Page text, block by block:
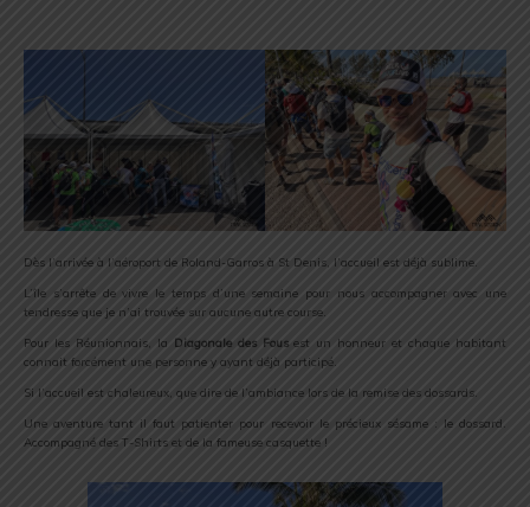
Dès l’arrivée à l’aéroport de Roland-Garros à St Denis, l’accueil est déjà sublime.
L’île s’arrête de vivre le temps d’une semaine pour nous accompagner avec une
tendresse que je n’ai trouvée sur aucune autre course.
Pour les Réunionnais, la Diagonale des Fousest un honneur et chaque habitant
connait forcément une personne y ayant déjà participé.
Si l’accueil est chaleureux, que dire de l’ambiance lors de la remise des dossards.
Une aventure tant il faut patienter pour recevoir le précieux sésame : le dossard.
Accompagné des T-Shirts et de la fameuse casquette !